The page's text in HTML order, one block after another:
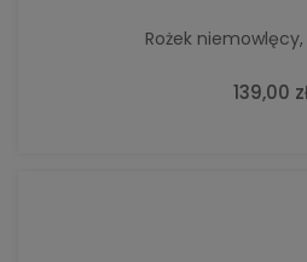
Rożek
139,00